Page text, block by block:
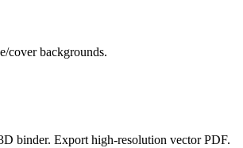
cover backgrounds.
binder. Export high-resolution vector PDF.